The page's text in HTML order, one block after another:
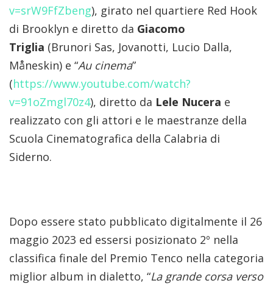
v=srW9FfZbeng), girato nel quartiere Red Hook
di Brooklyn e diretto da Giacomo
Triglia (Brunori Sas, Jovanotti, Lucio Dalla,
Måneskin) e “Au cinema”
(https://www.youtube.com/watch?
v=91oZmgl70z4), diretto da Lele Nucera e
realizzato con gli attori e le maestranze della
Scuola Cinematografica della Calabria di
Siderno.
Dopo essere stato pubblicato digitalmente il 26
maggio 2023 ed essersi posizionato 2º nella
classifica finale del Premio Tenco nella categoria
miglior album in dialetto, “La grande corsa verso